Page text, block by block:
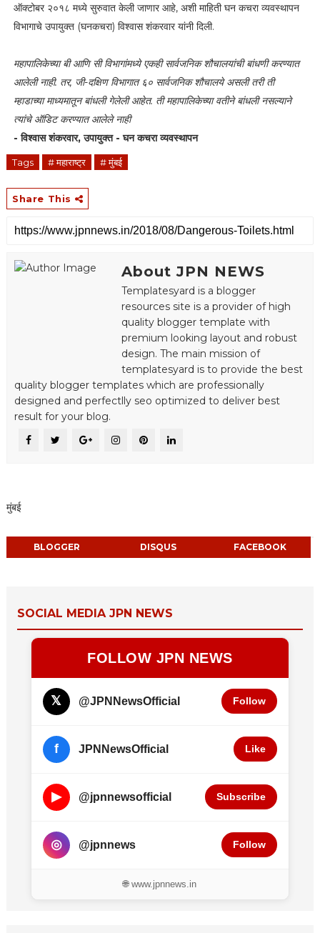
ऑक्टोबर २०१८ मध्ये सुरुवात केली जाणार आहे, अशी माहिती घन कचरा व्यवस्थापन
विभागाचे उपायुक्त (घनकचरा) विश्वास शंकरवार यांनी दिली.
महापालिकेच्या बी आणि सी विभागांमध्ये एकही सार्वजनिक शौचालयांची बांधणी करण्यात
आलेली नाही. तर, जी-दक्षिण विभागात ६० सार्वजनिक शौचालये असली तरी ती
म्हाडाच्या माध्यमातून बांधली गेलेली आहेत. ती महापालिकेच्या वतीने बांधली नसल्याने
त्यांचे ऑडिट करण्यात आलेले नाही
- विश्वास शंकरवार, उपायुक्त - घन कचरा व्यवस्थापन
Tags # महाराष्ट्र # मुंबई
Share This
About JPN NEWS
Templatesyard is a blogger
resources site is a provider of high
quality blogger template with
premium looking layout and robust
design. The main mission of
templatesyard is to provide the best
quality blogger templates which are professionally
designed and perfectlly seo optimized to deliver best
result for your blog.
मुंबई
BLOGGER DISQUS FACEBOOK
SOCIAL MEDIA JPN NEWS
FOLLOW JPN NEWS
𝕏 @JPNNewsOfficial Follow
f JPNNewsOfficial Like
▶ @jpnnewsofficial Subscribe
◎ @jpnnews Follow
🌐 www.jpnnews.in